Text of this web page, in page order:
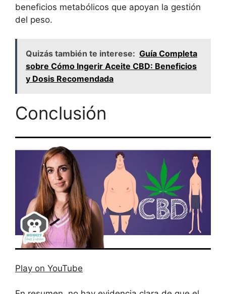
beneficios metabólicos que apoyan la gestión
del peso.
Quizás también te interese: Guía Completa
sobre Cómo Ingerir Aceite CBD: Beneficios
y Dosis Recomendada
Conclusión
Play on YouTube